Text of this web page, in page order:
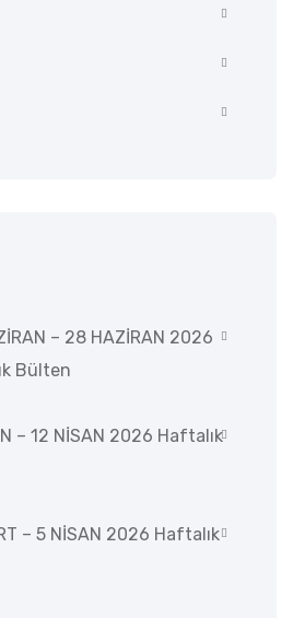
– 28 HAZİRAN 2026
Bülten
– 12 NİSAN 2026 Haftalık
– 5 NİSAN 2026 Haftalık